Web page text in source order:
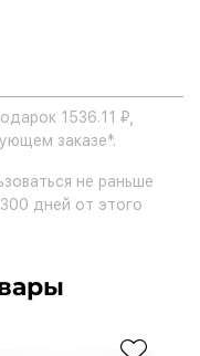
1536.11 ₽,
заказе*.
не раньше
дней от этого